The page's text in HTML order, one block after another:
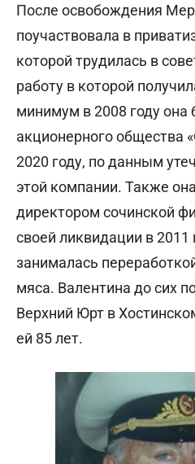
После освобождения
поучаствовала в
которой трудилась в
работу в которой
минимум в 2008 году она
акционерного общества
2020 году, по данным
этой компании. Также
директором сочинской
своей ликвидации в 2011
занималась
мяса. Валентина до сих
Верхний Юрт в
ей 85 лет.